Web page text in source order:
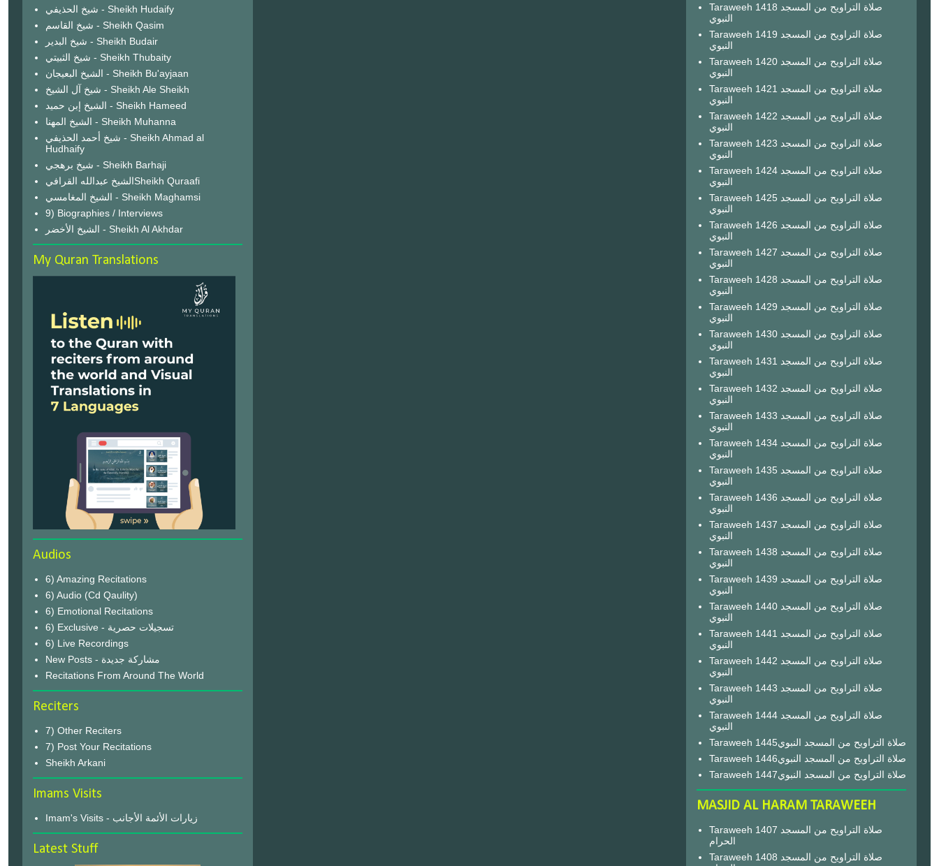
شيخ الحذيفي - Sheikh Hudaify
شيخ القاسم - Sheikh Qasim
شيخ البدير - Sheikh Budair
شيخ الثبيتي - Sheikh Thubaity
الشيخ البعيجان - Sheikh Bu'ayjaan
شيخ آل الشيخ - Sheikh Ale Sheikh
الشيخ إبن حميد - Sheikh Hameed
الشيخ المهنا - Sheikh Muhanna
شيخ أحمد الحذيفي - Sheikh Ahmad al
Hudhaify
شيخ برهجي - Sheikh Barhaji
الشيخ عبدالله القرافيSheikh Quraafi
الشيخ المغامسي - Sheikh Maghamsi
9) Biographies / Interviews
الشيخ الأخضر - Sheikh Al Akhdar
My Quran Translations
Audios
6) Amazing Recitations
6) Audio (Cd Qaulity)
6) Emotional Recitations
6) Exclusive - تسجيلات حصرية
6) Live Recordings
New Posts - مشاركة جديدة
Recitations From Around The World
Reciters
7) Other Reciters
7) Post Your Recitations
Sheikh Arkani
Imams Visits
Imam's Visits - زيارات الأئمة الأجانب
Latest Stuff
Taraweeh 1418 صلاة التراويح من المسجد
النبوي
Taraweeh 1419 صلاة التراويح من المسجد
النبوي
Taraweeh 1420 صلاة التراويح من المسجد
النبوي
Taraweeh 1421 صلاة التراويح من المسجد
النبوي
Taraweeh 1422 صلاة التراويح من المسجد
النبوي
Taraweeh 1423 صلاة التراويح من المسجد
النبوي
Taraweeh 1424 صلاة التراويح من المسجد
النبوي
Taraweeh 1425 صلاة التراويح من المسجد
النبوي
Taraweeh 1426 صلاة التراويح من المسجد
النبوي
Taraweeh 1427 صلاة التراويح من المسجد
النبوي
Taraweeh 1428 صلاة التراويح من المسجد
النبوي
Taraweeh 1429 صلاة التراويح من المسجد
النبوي
Taraweeh 1430 صلاة التراويح من المسجد
النبوي
Taraweeh 1431 صلاة التراويح من المسجد
النبوي
Taraweeh 1432 صلاة التراويح من المسجد
النبوي
Taraweeh 1433 صلاة التراويح من المسجد
النبوي
Taraweeh 1434 صلاة التراويح من المسجد
النبوي
Taraweeh 1435 صلاة التراويح من المسجد
النبوي
Taraweeh 1436 صلاة التراويح من المسجد
النبوي
Taraweeh 1437 صلاة التراويح من المسجد
النبوي
Taraweeh 1438 صلاة التراويح من المسجد
النبوي
Taraweeh 1439 صلاة التراويح من المسجد
النبوي
Taraweeh 1440 صلاة التراويح من المسجد
النبوي
Taraweeh 1441 صلاة التراويح من المسجد
النبوي
Taraweeh 1442 صلاة التراويح من المسجد
النبوي
Taraweeh 1443 صلاة التراويح من المسجد
النبوي
Taraweeh 1444 صلاة التراويح من المسجد
النبوي
Taraweeh 1445صلاة التراويح من المسجد النبوي
Taraweeh 1446صلاة التراويح من المسجد النبوي
Taraweeh 1447صلاة التراويح من المسجد النبوي
MASJID AL HARAM TARAWEEH
Taraweeh 1407 صلاة التراويح من المسجد
الحرام
Taraweeh 1408 صلاة التراويح من المسجد